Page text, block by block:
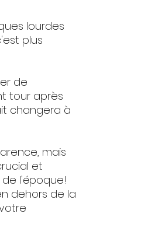
lourdes
plus
de
tour après
changera à
mais
et
l'époque!
dehors de la